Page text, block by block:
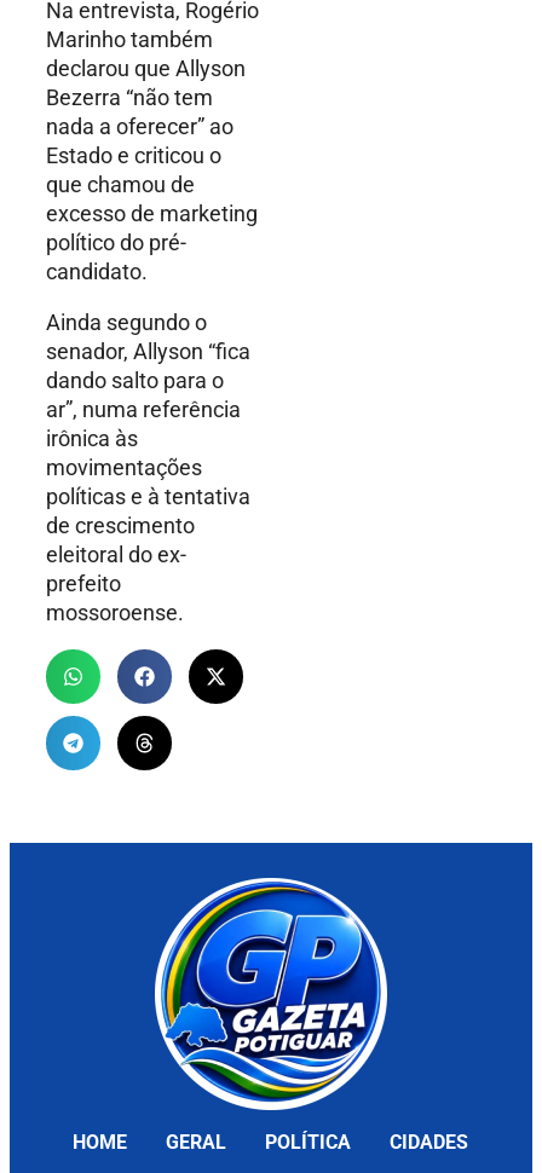
Na entrevista, Rogério
Marinho também
declarou que Allyson
Bezerra “não tem
nada a oferecer” ao
Estado e criticou o
que chamou de
excesso de marketing
político do pré-
candidato.
Ainda segundo o
senador, Allyson “fica
dando salto para o
ar”, numa referência
irônica às
movimentações
políticas e à tentativa
de crescimento
eleitoral do ex-
prefeito
mossoroense.
HOME GERAL POLÍTICA CIDADES